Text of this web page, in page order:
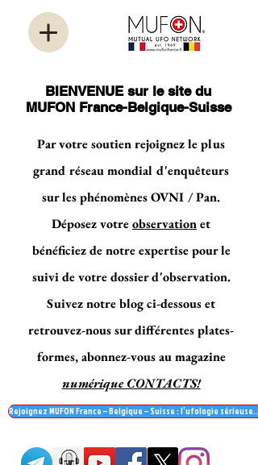
BIENVENUE sur le site du
MUFON France-Belgique-Suisse
Par votre soutien rejoignez le plus
grand réseau mondial d'enquêteurs
sur les phénomènes OVNI / Pan.
Déposez votreobservationet
bénéficiez de notre expertise pour le
suivi de votre dossier d'observation.
Suivez notre blog ci-dessous et
retrouvez-nous sur différentes plates-
formes, abonnez-vous au magazine
numérique CONTACTS!
Rejoignez MUFON France – Belgique – Suisse : l’ufologie